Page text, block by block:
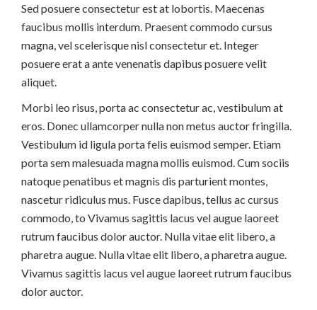
Sed posuere consectetur est at lobortis. Maecenas
faucibus mollis interdum. Praesent commodo cursus
magna, vel scelerisque nisl consectetur et. Integer
posuere erat a ante venenatis dapibus posuere velit
aliquet.
Morbi leo risus, porta ac consectetur ac, vestibulum at
eros. Donec ullamcorper nulla non metus auctor fringilla.
Vestibulum id ligula porta felis euismod semper. Etiam
porta sem malesuada magna mollis euismod. Cum sociis
natoque penatibus et magnis dis parturient montes,
nascetur ridiculus mus. Fusce dapibus, tellus ac cursus
commodo, to Vivamus sagittis lacus vel augue laoreet
rutrum faucibus dolor auctor. Nulla vitae elit libero, a
pharetra augue. Nulla vitae elit libero, a pharetra augue.
Vivamus sagittis lacus vel augue laoreet rutrum faucibus
dolor auctor.